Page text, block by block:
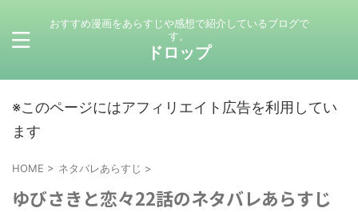
おすすめ漫画をあらすじや感想で紹介しているブログで
す。
ドロップ
※このページにはアフィリエイト広告を利用してい
ます
HOME > ネタバレあらすじ >
ゆびさきと恋々22話のネタバレあらすじ